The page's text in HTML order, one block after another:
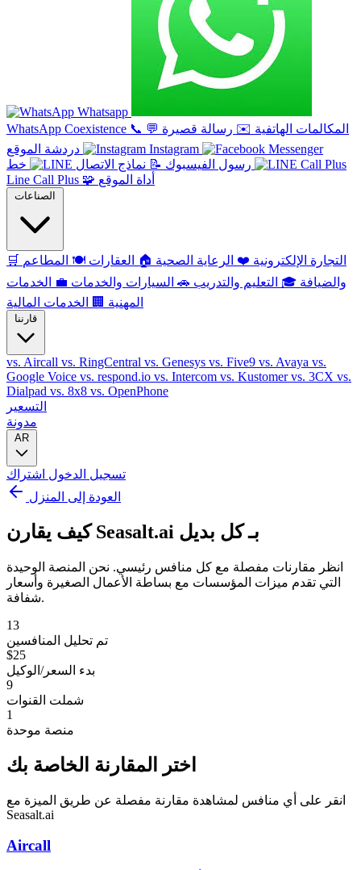
Whatsapp
WhatsApp Coexistence 📞 المكالمات الهاتفية ✉️ رسالة قصيرة 💬
دردشة الموقع
Instagram
رسول الفيسبوك 📝 نماذج الاتصال
خط
Line Call Plus 🧩 أداة الموقع
الصناعات
🛒 التجارة الإلكترونية ❤️ الرعاية الصحية 🏠 العقارات 🍽️ المطاعم
والضيافة 🎓 التعليم والتدريب 🚗 السيارات والخدمات 💼
الخدمات
المهنية 🏢 الخدمات المالية
قارننا
vs. Aircall vs. RingCentral vs. Genesys vs. Five9 vs. Avaya vs.
Google Voice vs. respond.io vs. Intercom vs. Kustomervs. 3CX vs.
Dialpad vs. 8x8 vs. OpenPhone
التسعير
مدونة
AR
تسجيل الدخول اشتراك
العودة إلى المنزل
كيف يقارن Seasalt.ai بـكل بديل
انظر مقارنات مفصلة مع كل منافس رئيسي. نحن المنصة الوحيدة
التي تقدم ميزات المؤسسات مع بساطة الأعمال الصغيرة وأسعار
شفافة.
13
تم تحليل المنافسين
$25
بدء السعر/الوكيل
9
شملت القنوات
1
منصة موحدة
اختر المقارنة الخاصة بك
انقر على أي منافس لمشاهدة مقارنة مفصلة عن طريق الميزة مع
Seasalt.ai
Aircall